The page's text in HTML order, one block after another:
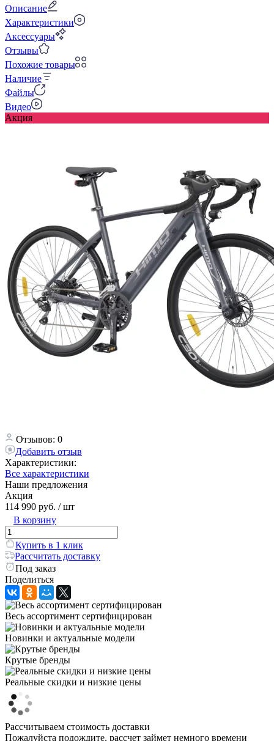
Описание
Характеристики
Аксессуары
Отзывы
Похожие товары
Наличие
Файлы
Видео
Акция
Отзывов: 0
Добавить отзыв
Характеристики:
Все характеристики
Наши предложения
Акция
114 990 руб. / шт
В корзину
Купить в 1 клик
Рассчитать доставку
Под заказ
Поделиться
Весь ассортимент сертифицирован
Новинки и актуальные модели
Крутые бренды
Реальные скидки и низкие цены
Рассчитываем стоимость доставки
Пожалуйста подождите, рассчет займет немного времени